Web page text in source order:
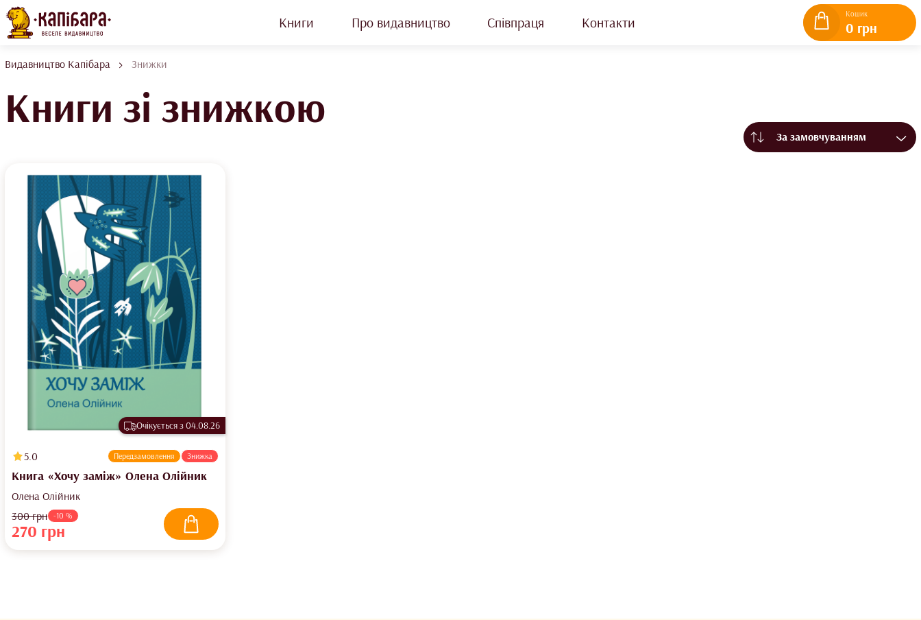
Книги Про видавництво Співпраця Контакти
Кошик
0 грн
Видавництво Капібара Знижки
Книги зі знижкою
За замовчуванням
Очікується з 04.08.26
5.0 Передзамовлення Знижка
Книга «Хочу заміж» Олена Олійник
Олена Олійник
300 грн -10 %
270 грн